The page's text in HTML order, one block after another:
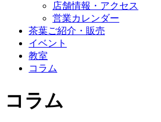
店舗情報・アクセス
営業カレンダー
茶葉ご紹介・販売
イベント
教室
コラム
コラム